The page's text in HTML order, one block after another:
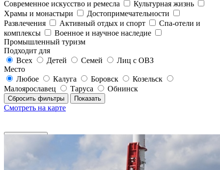
Современное искусство и ремесла
Культурная жизнь
Храмы и монастыри
Достопримечательности
Развлечения
Активный отдых и спорт
Спа-отели и
комплексы
Военное и научное наследие
Промышленный туризм
Подходит для
Всех
Детей Семей
Лиц с ОВЗ
Место
Любое
Калуга Боровск
Козельск
Малоярославец
Таруса Обнинск
Сбросить фильтры Показать
Смотреть на карте